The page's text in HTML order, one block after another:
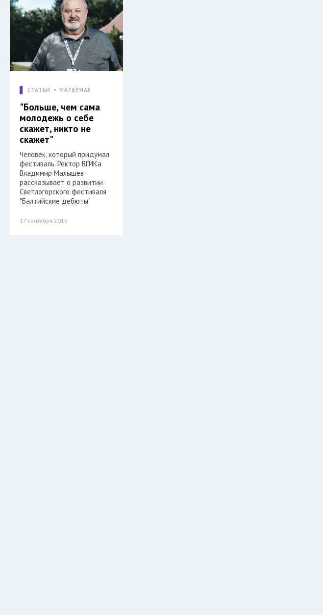
СТАТЬИ МАТЕРИАЛ
"Больше, чем сама
молодежь о себе
скажет, никто не
скажет"
Человек, который придумал
фестиваль. Ректор ВГИКа
Владимир Малышев
рассказывает о развитии
Светлогорского фестиваля
"Балтийские дебюты"
17 сентября 2016